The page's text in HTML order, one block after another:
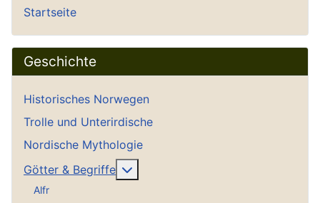
Startseite
Geschichte
Historisches Norwegen
Trolle und Unterirdische
Nordische Mythologie
Götter & Begriffe
Alfr